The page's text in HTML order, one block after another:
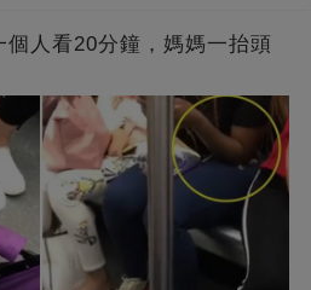
人看20分鐘，媽媽一抬頭